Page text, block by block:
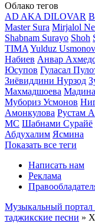
Облако тегов
AD AKA DILOVAR
Master Sura Mirjalol
Shabnam Surayo Shoh
TIMA Yulduz
Набиев Анвар
Юсупов Гуласал
Зиёвиддини Нурзод
Махмадшоева
Мубориз Усмонов
Амонкулова Рустам
МС Шабнами Сурайё
Абдухалим Ясмина
Показать все теги
Написать нам
Реклама
Музыкальный
таджикские песни »